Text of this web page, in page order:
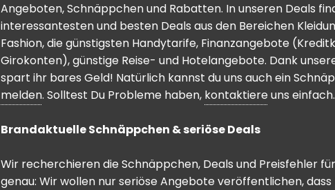
Angeboten, Schnäppchen und Rabatten. In unseren Deals
interessantesten und besten Deals aus den Bereichen
Fashion, die günstigsten Handytarife, Finanzangebote
Girokonten), günstige Reise- und Hotelangebote. Dank
spart ihr bares Geld! Natürlich kannst du uns auch ein
melden. Solltest Du Probleme haben, kontaktiere uns einfach.
Brandaktuelle Schnäppchen & seriöse Deals
Wir recherchieren die Schnäppchen, Deals und Preisfehler
genau: Wir wollen nur seriöse Angebote veröffentlichen,